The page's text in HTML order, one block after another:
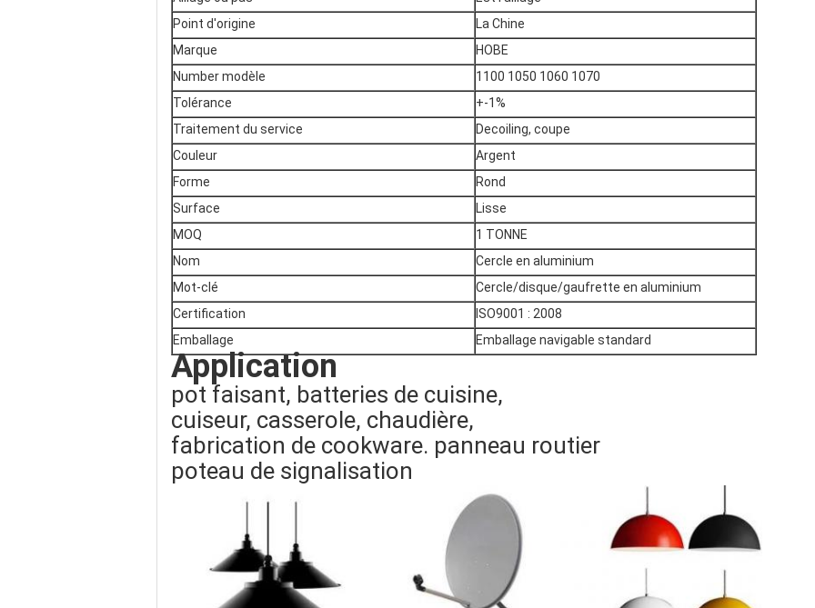
Point d'origine
La Chine
Marque
HOBE
Number modèle
1100 1050 1060 1070
Tolérance
+-1%
Traitement du service
Decoiling, coupe
Couleur
Argent
Forme
Rond
Surface
Lisse
MOQ
1 TONNE
Nom
Cercle en aluminium
Mot-clé
Cercle/disque/gaufrette en aluminium
Certification
ISO9001 : 2008
Emballage
Emballage navigable standard
Application
pot faisant, batteries de cuisine,
cuiseur, casserole, chaudière,
fabrication de cookware. panneau routier
poteau de signalisation